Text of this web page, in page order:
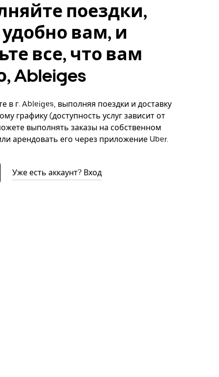
поездки,
удобно вам, и
все, что вам
Ableiges
в г. Ableiges, выполняя поездки и доставку
графику (доступность услуг зависит от
выполнять заказы на собственном
арендовать его через приложение Uber.
Уже есть аккаунт? Вход